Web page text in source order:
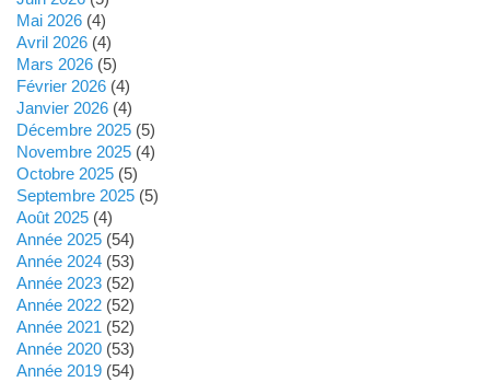
mai 2026(4)
avril 2026(4)
mars 2026(5)
février 2026(4)
janvier 2026(4)
décembre 2025(5)
novembre 2025(4)
octobre 2025(5)
septembre 2025(5)
août 2025(4)
année 2025(54)
année 2024(53)
année 2023(52)
année 2022(52)
année 2021(52)
année 2020(53)
année 2019(54)